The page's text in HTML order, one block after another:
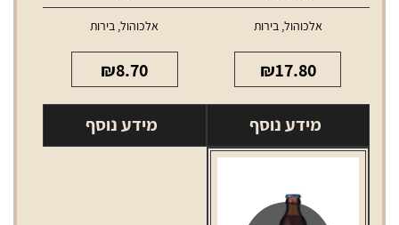
אלכוהול,בירות
₪17.80
מידע נוסף
אלכוהול, בירות
₪8.70
מידע נוסף